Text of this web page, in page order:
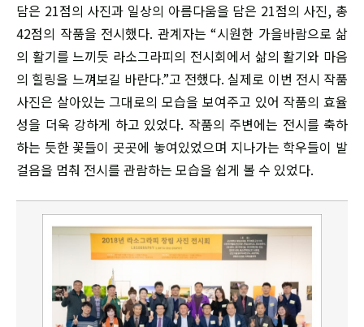
담은 21점의 사진과 일상의 아름다움을 담은 21점의 사진, 총
42점의 작품을 전시했다. 관계자는 “시원한 가을바람으로 삶
의 활기를 느끼듯 라소그라피의 전시회에서 삶의 활기와 마음
의 힐링을 느껴보길 바란다.”고 전했다. 실제로 이번 전시 작품
사진은 살아있는 그대로의 모습을 보여주고 있어 작품의 효율
성을 더욱 강하게 하고 있었다. 작품의 주변에는 전시를 축하
하는 듯한 꽃들이 곳곳에 놓여있었으며 지나가는 학우들이 발
걸음을 멈춰 전시를 관람하는 모습을 쉽게 볼 수 있었다.